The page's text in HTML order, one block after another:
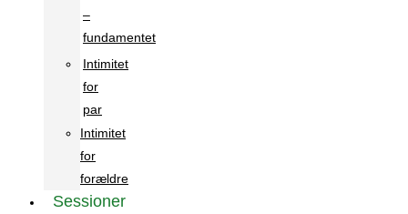
–
fundamentet
Intimitet
for
par
Intimitet
for
forældre
Sessioner